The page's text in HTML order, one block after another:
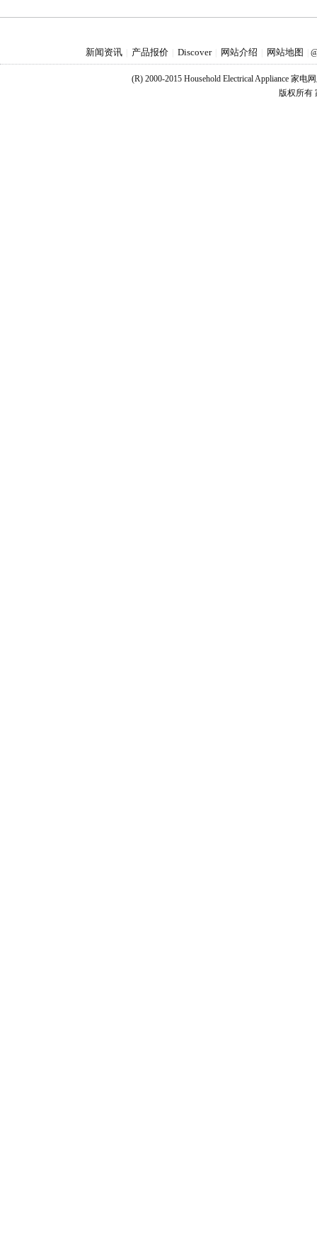
新闻资讯 产品报价 Discover 网站介绍 网站地图
(R) 2000-2015 Household Electrical Appliance 家电
版权所有